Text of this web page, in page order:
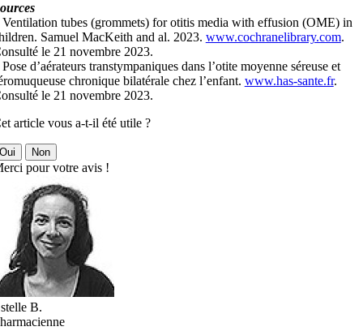
Ventilation tubes (grommets) for otitis media with effusion (OME) in
Samuel MacKeith and al. 2023. www.cochranelibrary.com.
le 21 novembre 2023.
d’aérateurs transtympaniques dans l’otite moyenne séreuse et
chronique bilatérale chez l’enfant. www.has-sante.fr.
le 21 novembre 2023.
article vous a-t-il été utile ?
Non
pour votre avis !
B.